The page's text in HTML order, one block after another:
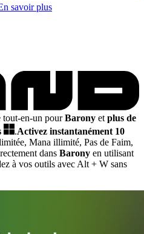
savoir plus
tout-en-un pourBarony et plus de
.Activez instantanément 10
Mana illimité, Pas de Faim,
dans Barony en utilisant
à vos outils avec Alt + W sans